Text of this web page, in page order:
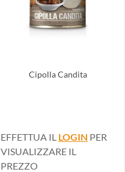
Cipolla Candita
EFFETTUA IL LOGIN PER
VISUALIZZARE IL
PREZZO